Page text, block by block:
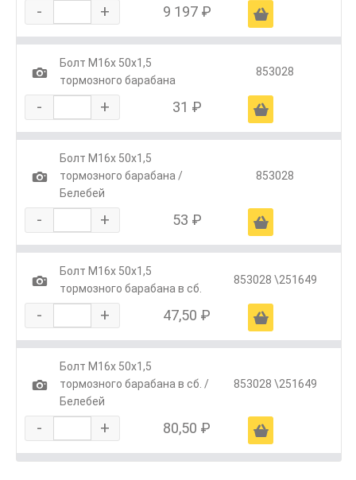
- + 9 197 ₽ Ä
1
Болт М16х 50х1,5
тормозного барабана
853028
- + 31 ₽ Ä
1
Болт М16х 50х1,5
тормозного барабана /
Белебей
853028
- + 53 ₽ Ä
1
Болт М16х 50х1,5
тормозного барабана в сб.
853028 \251649
- + 47,50 ₽ Ä
1
Болт М16х 50х1,5
тормозного барабана в сб. /
Белебей
853028 \251649
- + 80,50 ₽ Ä